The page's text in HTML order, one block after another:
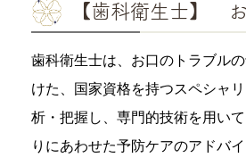
【歯科衛生士】
歯科衛生士は、お口のトラブル
けた、国家資格を持つスペシャ
析・把握し、専門的技術を用い
りにあわせた予防ケアのアドバイ